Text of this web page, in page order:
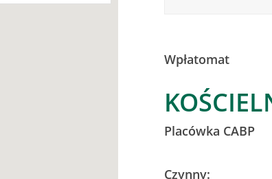
Wpłatomat
Placówka CABP
Czynny: